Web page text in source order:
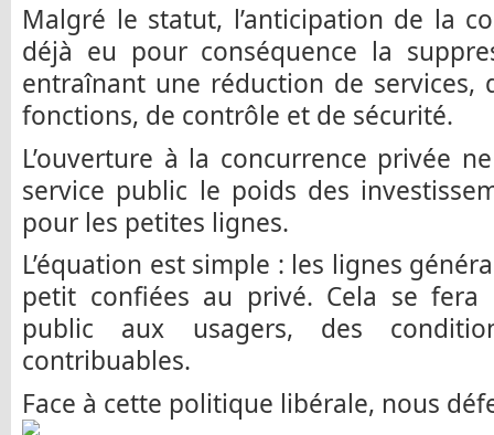
Malgré le statut, l’anticipation de la
déjà eu pour conséquence la
entraînant une réduction de services,
fonctions, de contrôle et de sécurité.
L’ouverture à la concurrence privée
service public le poids des
pour les petites lignes.
L’équation est simple : les lignes
petit confiées au privé. Cela se
public aux usagers, des
contribuables.
Face à cette politique libérale, nous